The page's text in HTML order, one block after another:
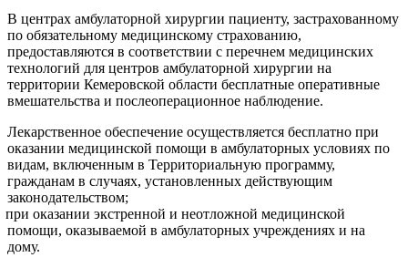
В центрах амбулаторной хирургии пациенту, застрахованному
по обязательному медицинскому страхованию,
предоставляются в соответствии с перечнем медицинских
технологий для центров амбулаторной хирургии на
территории Кемеровской области бесплатные оперативные
вмешательства и послеоперационное наблюдение.
Лекарственное обеспечение осуществляется бесплатно при
оказании медицинской помощи в амбулаторных условиях по
видам, включенным в Территориальную программу,
гражданам в случаях, установленных действующим
законодательством;
при оказании экстренной и неотложной медицинской
помощи, оказываемой в амбулаторных учреждениях и на
дому.